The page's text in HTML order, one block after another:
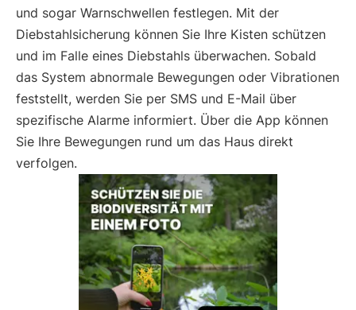
und sogar Warnschwellen festlegen. Mit der
Diebstahlsicherung können Sie Ihre Kisten schützen
und im Falle eines Diebstahls überwachen. Sobald
das System abnormale Bewegungen oder Vibrationen
feststellt, werden Sie per SMS und E-Mail über
spezifische Alarme informiert. Über die App können
Sie Ihre Bewegungen rund um das Haus direkt
verfolgen.